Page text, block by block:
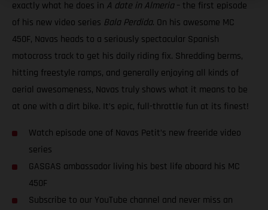
exactly what he does in A date in Almeria– the first episode
of his new video series Bala Perdida. On his awesome MC
450F, Navas heads to a seriously spectacular Spanish
motocross track to get his daily riding fix. Shredding berms,
hitting freestyle ramps, and generally enjoying all kinds of
aerial awesomeness, Navas truly shows what it means to be
at one with a dirt bike. It’s epic, full-throttle fun at its finest!
Watch episode one of Navas Petit’s new freeride video
series
GASGAS ambassador living his best life aboard his MC
450F
Subscribe to our YouTube channel and never miss an